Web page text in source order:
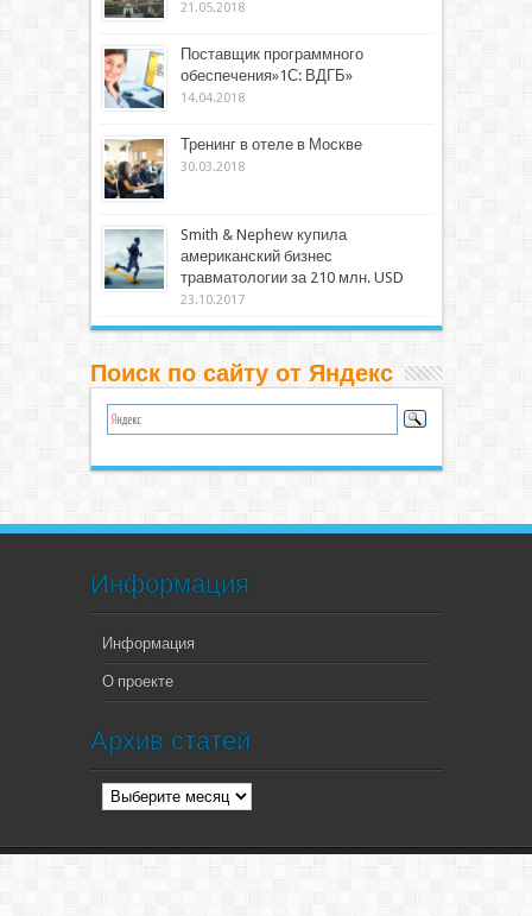
21.05.2018
Поставщик программного
обеспечения»1С: ВДГБ»
14.04.2018
Тренинг в отеле в Москве
30.03.2018
Smith & Nephew купила
американский бизнес
травматологии за 210 млн. USD
23.10.2017
Поиск по сайту от Яндекс
Информация
Информация
О проекте
Архив статей
Архив
статей